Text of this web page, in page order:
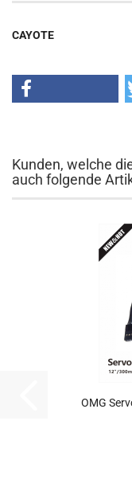
CAYOTE
Kunden, welche
auch folgende
OMG